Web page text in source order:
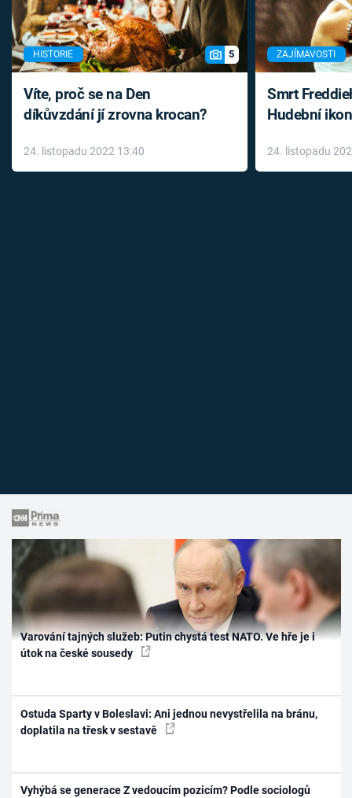
HISTORIE 5
Víte, proč se na Den
díkůvzdání jí zrovna krocan?
24. listopadu 2022 13:40
ZAJÍMAVOSTI
Smrt
Hudební
léky
24. listopadu
Varování tajných služeb: Putin chystá test NATO. Ve hře je i
útok na české sousedy
Ostuda Sparty v Boleslavi: Ani jednou nevystřelila na bránu,
doplatila na třesk v sestavě
Vyhýbá se generace Z vedoucím pozicím? Podle sociologů